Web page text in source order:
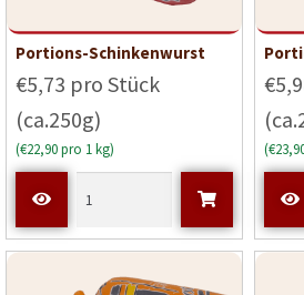
Portions-Schinkenwurst
€5,73 pro Stück
(ca.250g)
(€22,90 pro 1 kg)